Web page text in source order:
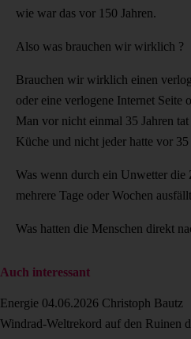
wie war das vor 150 Jahren.
Also was brauchen wir wirklich ?
Brauchen wir wirklich einen
oder eine verlogene Internet Seite
Man vor nicht einmal 35 Jahren
Küche und nicht jeder hatte vor
Was wenn durch ein Unwetter die
mehrere Tage oder Wochen
Was hatten die Menschen direkt
Auch interessant
Energie 04.06.2026 Christoph Bautz
Windrad-Weltrekord auf den Ruinen